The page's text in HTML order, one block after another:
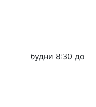
будни 8:30 до